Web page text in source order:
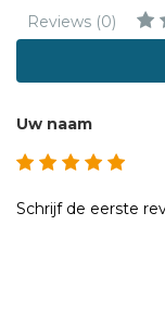
Reviews (0)
Uw naam
Schrijf de eerste